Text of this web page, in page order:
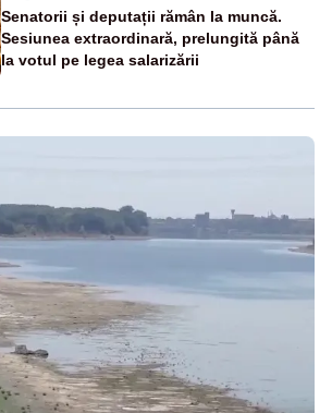
Senatorii și deputații rămân la muncă.
Sesiunea extraordinară, prelungită până
la votul pe legea salarizării